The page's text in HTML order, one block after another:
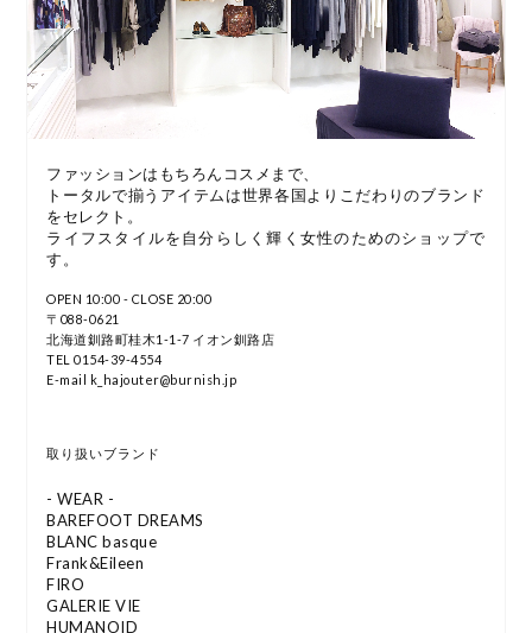
ファッションはもちろんコスメまで、
トータルで揃うアイテムは世界各国よりこだわりのブランド
をセレクト。
ライフスタイルを自分らしく輝く女性のためのショップで
す。
OPEN 10:00 - CLOSE 20:00
〒088-0621
北海道釧路町桂木1-1-7 イオン釧路店
TEL 0154-39-4554
E-mail k_hajouter@burnish.jp
取り扱いブランド
- WEAR -
BAREFOOT DREAMS
BLANC basque
Frank&Eileen
FIRO
GALERIE VIE
HUMANOID